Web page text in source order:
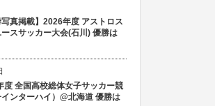
真掲載】2026年度 アストロス
スサッカー大会(石川) 優勝は
度 全国高校総体女子サッカー競
ンターハイ）@北海道 優勝は